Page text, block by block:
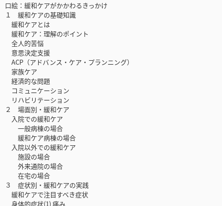
口絵：緩和ケアがかかわるきっかけ
１ 緩和ケアの基礎知識
緩和ケアとは
緩和ケア：理解のポイント
全人的苦悩
意思決定支援
ACP（アドバンス・ケア・プランニング）
家族ケア
経済的な問題
コミュニケーション
リハビリテーション
２ 場面別・緩和ケア
入院での緩和ケア
一般病棟の場合
緩和ケア病棟の場合
入院以外での緩和ケア
施設の場合
外来通院の場合
在宅の場合
３ 症状別・緩和ケアの実践
緩和ケアで注目すべき症状
身体的症状(1) 痛み